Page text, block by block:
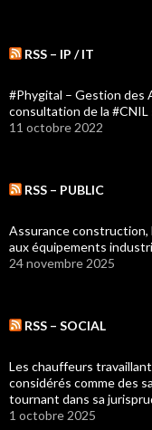
RSS – IP / IT
#Phygital – Gestion des
consultation de la
11 octobre 2022
RSS – PUBLIC
Assurance construction,
aux équipements
24 novembre 2025
RSS – SOCIAL
Les chauffeurs
considérés comme des
tournant dans sa
1 octobre 2025